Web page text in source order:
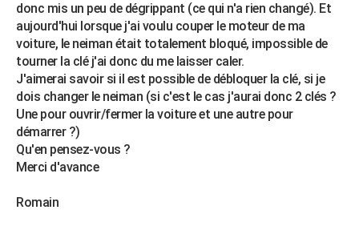
Forum
Aménagement intérieur
Extérieur
Cuisine
Salle de bains
Jardinage
Rangement
WEEK-END
Guides de France
Escapades
Patrimoine
Expositions
Musées
Week-end nature
+LIFESTYLE
Art de vivre
Bien-être
Loisirs
Mode
Modes de vie
SANTE
Alimentation
Guide de la santé
Maladies
Médicaments
Sommeil
VOYAGE
Destinations
City break
Voyage nature
Voyage de noces
Forum
Climat
+PHOTO
BONS PLANS
donc mis un peu de dégrippant (ce qui n'a rien changé). Et
aujourd'hui lorsque j'ai voulu couper le moteur de ma
voiture, le neiman était totalement bloqué, impossible de
tourner la clé j'ai donc du me laisser caler.
J'aimerai savoir si il est possible de débloquer la clé, si je
dois changer le neiman (si c'est le cas j'aurai donc 2 clés ?
Une pour ouvrir/fermer la voiture et une autre pour
démarrer ?)
Qu'en pensez-vous ?
Merci d'avance
Romain